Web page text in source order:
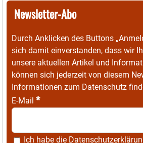
Newsletter-Abo
Durch Anklicken des Buttons
sich damit einverstanden, dass wir
unsere aktuellen Artikel und
können sich jederzeit von diesem
Informationen zum Datenschutz
E-Mail *
Ich habe die